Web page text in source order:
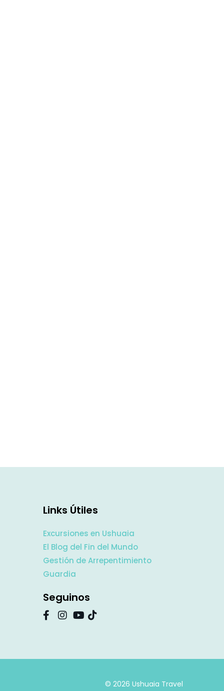
Links Útiles
Excursiones en Ushuaia
El Blog del Fin del Mundo
Gestión de Arrepentimiento
Guardia
Seguinos
© 2026 Ushuaia Travel